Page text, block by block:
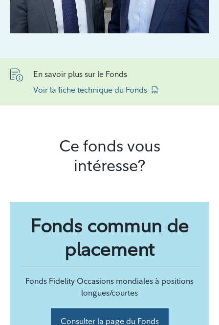
En savoir plus sur le Fonds
Voir la fiche technique du Fonds
Ce fonds vous
intéresse?
Fonds commun de
placement
Fonds Fidelity Occasions mondiales à positions
longues/courtes
Consulter la page du Fonds